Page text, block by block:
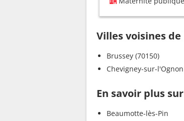
Villes voisines
Brussey (70150)
Chevigney-sur-
En savoir plus
Beaumotte-lès-Pin